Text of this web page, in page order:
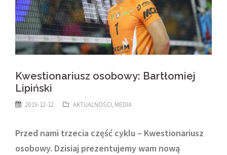
Kwestionariusz osobowy: Bartłomiej
Lipiński
2019-12-12 AKTUALNOŚCI, MEDIA
Przed nami trzecia część cyklu – Kwestionariusz
osobowy. Dzisiaj prezentujemy wam nową